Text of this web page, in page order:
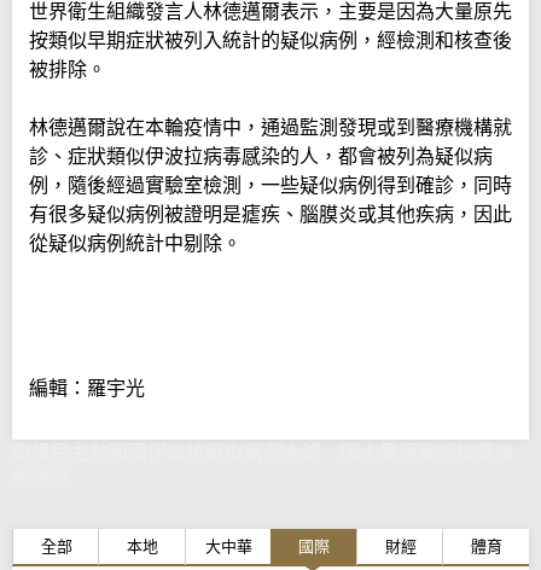
世界衛生組織發言人林德邁爾表示，主要是因為大量原先
按類似早期症狀被列入統計的疑似病例，經檢測和核查後
被排除。
林德邁爾說在本輪疫情中，通過監測發現或到醫療機構就
診、症狀類似伊波拉病毒感染的人，都會被列為疑似病
例，隨後經過實驗室檢測，一些疑似病例得到確診，同時
有很多疑似病例被證明是瘧疾、腦膜炎或其他疾病，因此
從疑似病例統計中剔除。
編輯：羅宇光
全部 本地 大中華 國際 財經 體育